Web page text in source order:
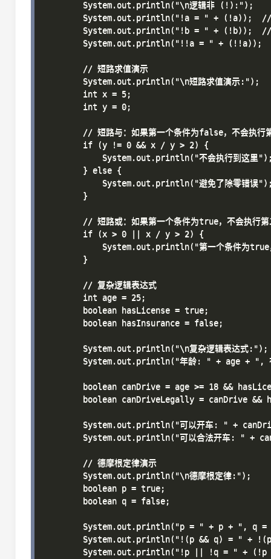
        System.out.println("\n逻辑非 (!):");
System.out.println("!a = " + (!a));
System.out.println("!b = " + (!b));
System.out.println("!!a = " + (!!a));
        // 短路求值演示
        System.out.println("\n短路求值演示:");
        int x = 5;
        int y = 0;
// 短路与：如果第一个条件为false，不会执行
        if (y != 0 && x / y > 2) {
System.out.println("不会执行到这里
        } else {
System.out.println("避免了除零错误
        }
// 短路或：如果第一个条件为true，不会执行第
        if (x > 0 || x / y > 2) {
System.out.println("第一个条件为true
        }
        // 复杂逻辑表达式
        int age = 25;
        boolean hasLicense = true;
        boolean hasInsurance = false;
        System.out.println("\n复杂逻辑表达式:");
System.out.println("年龄: " + age + ",
boolean canDrive = age >= 18 &&
boolean canDriveLegally = canDrive &&
System.out.println("可以开车: " +
System.out.println("可以合法开车: " +
        // 德摩根定律演示
        System.out.println("\n德摩根定律:");
        boolean p = true;
        boolean q = false;
System.out.println("p = " + p + ", q =
System.out.println("!(p && q) = " +
System.out.println("!p || !q = " + (!p